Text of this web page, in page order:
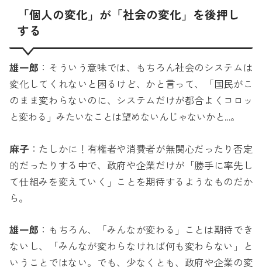
「個人の変化」が「社会の変化」を後押し
する
雄一郎 ：そういう意味では、もちろん社会のシステムは
変化してくれないと困るけど、かと言って、「国民がこ
のまま変わらないのに、システムだけが都合よくコロッ
と変わる」みたいなことは望めないんじゃないかと…。
麻子 ：たしかに！有権者や消費者が無関心だったり否定
的だったりする中で、政府や企業だけが「勝手に率先し
て仕組みを変えていく」ことを期待するようなものだか
ら。
雄一郎 ：もちろん、「みんなが変わる」ことは期待でき
ないし、「みんなが変わらなければ何も変わらない」と
いうことではない。でも、少なくとも、政府や企業の変